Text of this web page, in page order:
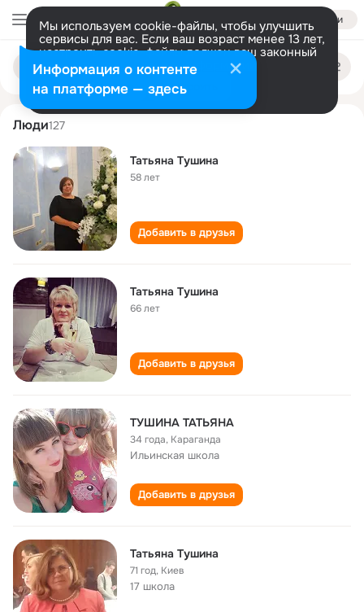
Войти
Мы используем cookie-файлы, чтобы улучшить
сервисы для вас. Если ваш возраст менее 13 лет,
настроить cookie-файлы должен ваш законный
представитель. Больше информации
Разрешить все Настроить
Поиск
людям
tatyana tushina
Люди127
Татьяна Тушина
58 лет
Добавить в друзья
Татьяна Тушина
66 лет
Добавить в друзья
ТУШИНА ТАТЬЯНА
34 года, Караганда
Ильинская школа
Добавить в друзья
Татьяна Тушина
71 год, Киев
17 школа
Информация о контенте
на платформе — здесь